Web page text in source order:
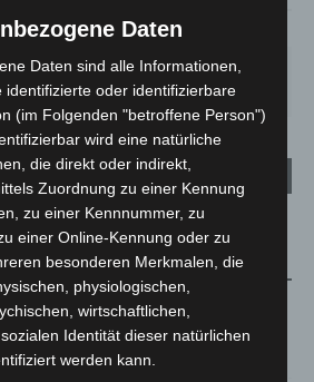
3.5m/s 56%
SO.
32°
MO.
31°
DI.
23
kehren nach
Spanien zurück
Daten
Daten sind alle Informationen,
identifizierte oder identifizierbare
(im Folgenden "betroffene Person")
wird eine natürliche
die direkt oder indirekt,
Zuordnung zu einer Kennung
zu einer Kennnummer, zu
einer Online-Kennung oder zu
besonderen Merkmalen, die
physiologischen,
wirtschaftlichen,
Identität dieser natürlichen
werden kann.